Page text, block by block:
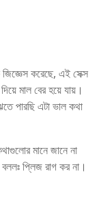
করেছে, এই সেক্স
মাল বের হয়ে যায়।
পারছি এটা ভাল কথা
মানে জানে না
প্লিজ রাগ কর না।